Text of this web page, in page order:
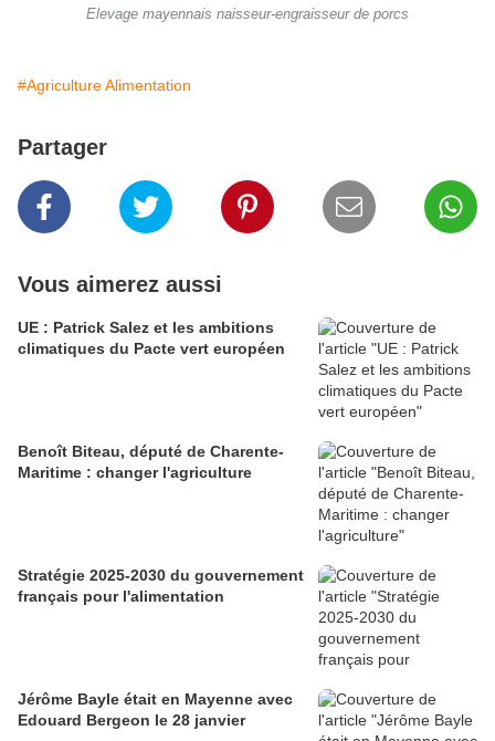
Elevage mayennais naisseur-engraisseur de porcs
#Agriculture Alimentation
Partager
Vous aimerez aussi
UE : Patrick Salez et les ambitions
climatiques du Pacte vert européen
Benoît Biteau, député de Charente-
Maritime : changer l'agriculture
Stratégie 2025-2030 du gouvernement
français pour l'alimentation
Jérôme Bayle était en Mayenne avec
Edouard Bergeon le 28 janvier